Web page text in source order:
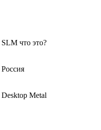
SLM что это?
Россия
Desktop Metal